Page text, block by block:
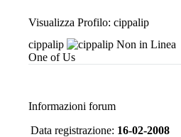
Visualizza Profilo: cippalip
cippalip
One of Us
Informazioni forum
Data registrazione: 16-02-2008